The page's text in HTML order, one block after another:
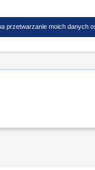
przetwarzanie moich danych